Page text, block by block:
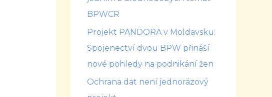
BPWCR
Projekt PANDORA v Moldavsku:
Spojenectví dvou BPW přináší
nové pohledy na podnikání žen
Ochrana dat není jednorázový